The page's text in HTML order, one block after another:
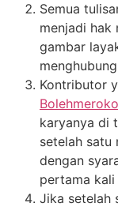
Semua
menjadi hak
gambar
Kontributor
karyanya di
setelah satu
dengan
pertama
Jika setelah